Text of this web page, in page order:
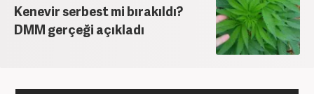
Kenevir serbest mi bırakıldı?
DMM gerçeği açıkladı